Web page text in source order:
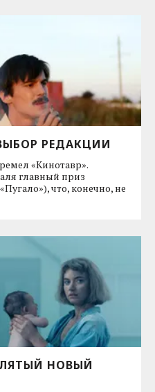
РЕДАКЦИИ
«Кинотавр».
главный приз
что, конечно, не
НОВЫЙ